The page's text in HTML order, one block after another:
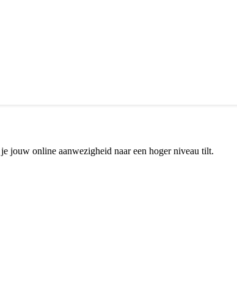
jouw online aanwezigheid naar een hoger niveau tilt.